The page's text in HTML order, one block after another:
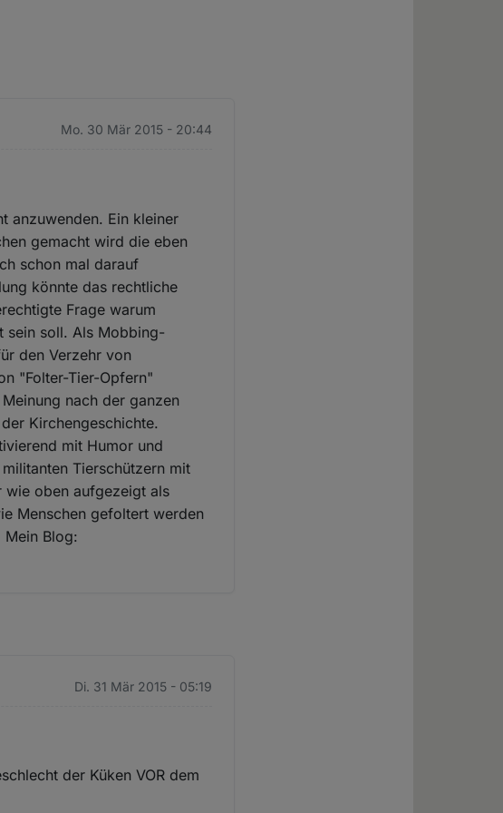
Mo. 30 Mär 2015 - 20:44
anzuwenden. Ein kleiner
gemacht wird die eben
schon mal darauf
könnte das rechtliche
Frage warum
sein soll. Als Mobbing-
den Verzehr von
"Folter-Tier-Opfern"
nach der ganzen
Kirchengeschichte.
mit Humor und
Tierschützern mit
wie oben aufgezeigt als
Menschen gefoltert werden
Blog:
Di. 31 Mär 2015 - 05:19
der Küken VOR dem